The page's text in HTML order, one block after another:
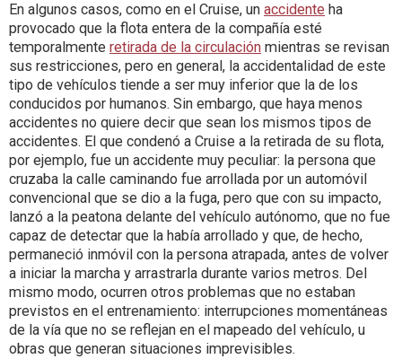
En algunos casos, como en el Cruise, un accidente ha
provocado que la flota entera de la compañía esté
temporalmente retirada de la circulación mientras se revisan
sus restricciones, pero en general, la accidentalidad de este
tipo de vehículos tiende a ser muy inferior que la de los
conducidos por humanos. Sin embargo, que haya menos
accidentes no quiere decir que sean los mismos tipos de
accidentes. El que condenó a Cruise a la retirada de su flota,
por ejemplo, fue un accidente muy peculiar: la persona que
cruzaba la calle caminando fue arrollada por un automóvil
convencional que se dio a la fuga, pero que con su impacto,
lanzó a la peatona delante del vehículo autónomo, que no fue
capaz de detectar que la había arrollado y que, de hecho,
permaneció inmóvil con la persona atrapada, antes de volver
a iniciar la marcha y arrastrarla durante varios metros. Del
mismo modo, ocurren otros problemas que no estaban
previstos en el entrenamiento: interrupciones momentáneas
de la vía que no se reflejan en el mapeado del vehículo, u
obras que generan situaciones imprevisibles.